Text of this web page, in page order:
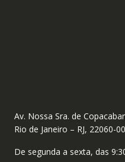
Av. Nossa Sra. de
Rio de Janeiro – RJ, 22060-
De segunda a sexta, das